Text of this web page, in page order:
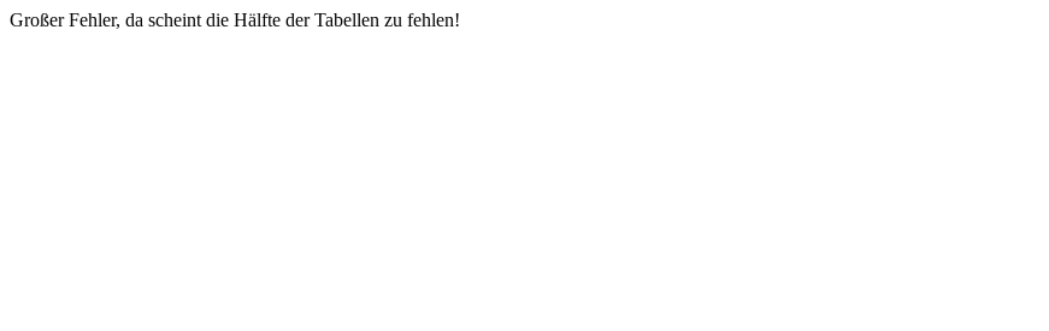
Großer Fehler, da scheint die Hälfte der Tabellen zu fehlen!